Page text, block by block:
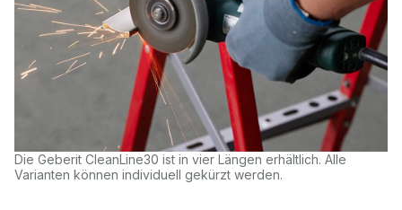
Die Geberit CleanLine30 ist in vier Längen erhältlich. Alle
Varianten können individuell gekürzt werden.